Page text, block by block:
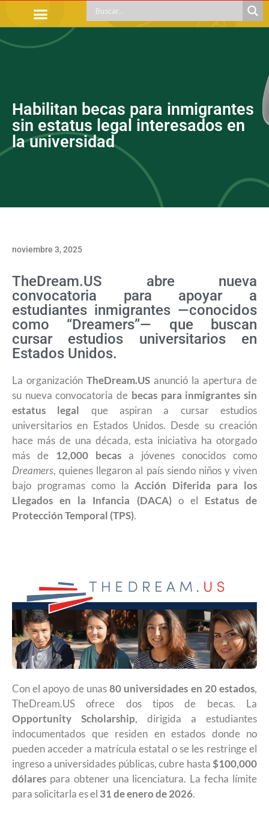
Habilitan becas para inmigrantes
sin estatus legal interesados en
la universidad
noviembre 3, 2025
TheDream.US abre nueva
convocatoria para apoyar a
estudiantes inmigrantes —conocidos
como “Dreamers”— que buscan
cursar estudios universitarios en
Estados Unidos.
La organización TheDream.US anunció la apertura de
su nueva convocatoria de becas para inmigrantes sin
estatus legal que aspiran a cursar estudios
universitarios en Estados Unidos. Desde su creación
hace más de una década, esta iniciativa ha otorgado
más de 12,000 becas a jóvenes conocidos como
Dreamers, quienes llegaron al país siendo niños y viven
bajo programas como laAcción Diferida para los
Llegados en la Infancia (DACA)o el Estatus de
Protección Temporal (TPS).
Con el apoyo de unas80 universidades en 20 estados,
TheDream.US ofrece dos tipos de becas. La
Opportunity Scholarship, dirigida a estudiantes
indocumentados que residen en estados donde no
pueden acceder a matrícula estatal o se les restringe el
ingreso a universidades públicas, cubre hasta$100,000
dólares para obtener una licenciatura. La fecha límite
para solicitarla es el 31 de enero de 2026.